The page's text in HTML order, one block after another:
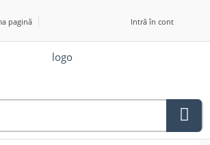
pagină Intră în cont